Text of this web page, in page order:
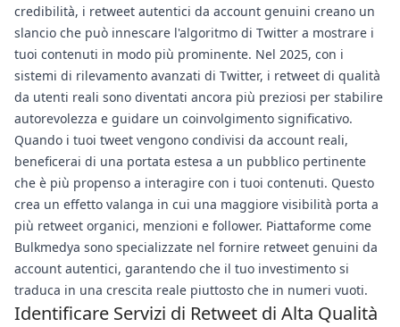
credibilità, i retweet autentici da account genuini creano un
slancio che può innescare l'algoritmo di Twitter a mostrare i
tuoi contenuti in modo più prominente. Nel 2025, con i
sistemi di rilevamento avanzati di Twitter, i retweet di qualità
da utenti reali sono diventati ancora più preziosi per stabilire
autorevolezza e guidare un coinvolgimento significativo.
Quando i tuoi tweet vengono condivisi da account reali,
beneficerai di una portata estesa a un pubblico pertinente
che è più propenso a interagire con i tuoi contenuti. Questo
crea un effetto valanga in cui una maggiore visibilità porta a
più retweet organici, menzioni e follower. Piattaforme come
Bulkmedya sono specializzate nel fornire retweet genuini da
account autentici, garantendo che il tuo investimento si
traduca in una crescita reale piuttosto che in numeri vuoti.
Identificare Servizi di Retweet di Alta Qualità